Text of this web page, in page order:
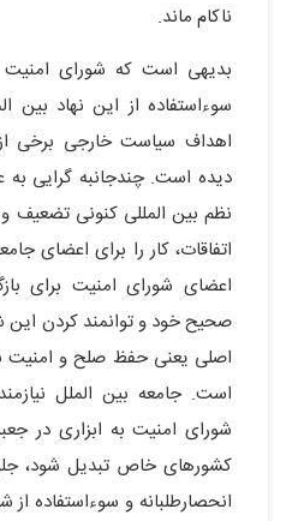
ناکام ماند.
بدیهی است که شورای امنیت
سوءاستفاده از این نهاد بین‌
اهداف سیاست خارجی برخی
دیده است. چندجانبه گرایی به
نظم بین‌ المللی کنونی
اتفاقات، کار را برای اعضای
اعضای شورای امنیت برای
صحیح خود و توانمند کردن این
اصلی یعنی حفظ صلح و امنیت
است. جامعه بین‌ الملل
شورای امنیت به ابزاری در
کشورهای خاص تبدیل شود،
انحصارطلبانه و سوءاستفاده از